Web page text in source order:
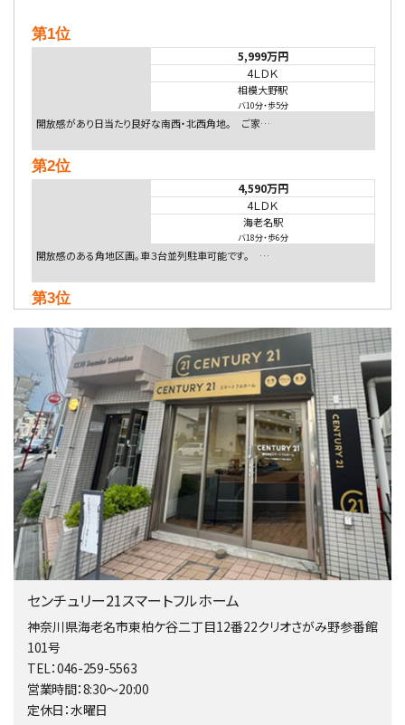
第1位
5,999万円
4ＬＤＫ
相模大野駅
バ10分・歩5分
開放感があり日当たり良好な南西・北西角地。 ご家…
第2位
4,590万円
4ＬＤＫ
海老名駅
バ18分・歩6分
開放感のある角地区画。車３台並列駐車可能です。 …
第3位
4ＬＤＫ
相模大野駅
バ9分・歩4分
２０１５年６月築、積水ハウス施工住宅です。 南東…
第4位
4,080万円
4ＬＤＫ
淵野辺駅
歩17分
南側道路に面しており日当たり良好。 キッチンから…
第5位
3,680万円
バ19分・ 歩8分
開放感があり日当たり良好な南西・北西角地区画。 …
第6位
センチュリー21スマートフルホーム
神奈川県海老名市東柏ケ谷二丁目12番22クリオさがみ野参番館
101号
TEL：046-259-5563
営業時間：8:30～20:00
定休日：水曜日